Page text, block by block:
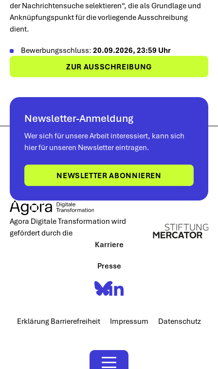
der Nachrichtensuche selektieren“, die als Grundlage und
Anknüpfungspunkt für die vorliegende Ausschreibung
dient.
Bewerbungsschluss: 20.09.2026, 23:59 Uhr
ZUR AUSSCHREIBUNG
Agora Digitale Transformation wird
gefördert durch die
Karriere
Presse
Newsletter-Anmeldung
Wer sich für unsere Arbeit interessiert, kann sich
hier für unseren Newsletter eintragen.
NEWSLETTER ABONNIEREN
Erklärung Barrierefreiheit Impressum Datenschutz